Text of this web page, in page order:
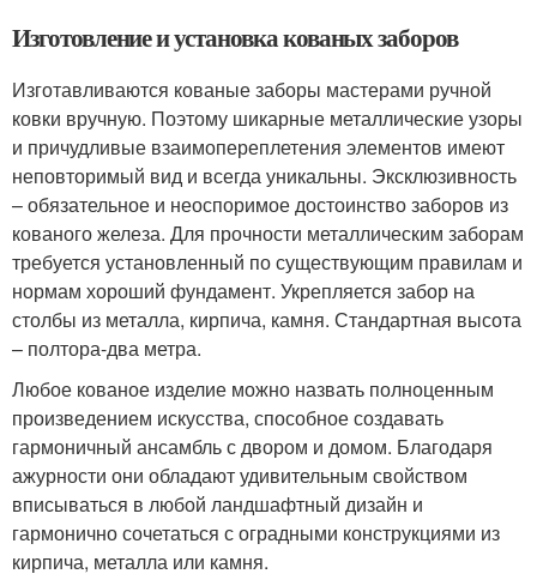
Изготовление и установка кованых заборов
Изготавливаются кованые заборы мастерами ручной
ковки вручную. Поэтому шикарные металлические узоры
и причудливые взаимопереплетения элементов имеют
неповторимый вид и всегда уникальны. Эксклюзивность
– обязательное и неоспоримое достоинство заборов из
кованого железа. Для прочности металлическим заборам
требуется установленный по существующим правилам и
нормам хороший фундамент. Укрепляется забор на
столбы из металла, кирпича, камня. Стандартная высота
– полтора-два метра.
Любое кованое изделие можно назвать полноценным
произведением искусства, способное создавать
гармоничный ансамбль с двором и домом. Благодаря
ажурности они обладают удивительным свойством
вписываться в любой ландшафтный дизайн и
гармонично сочетаться с оградными конструкциями из
кирпича, металла или камня.